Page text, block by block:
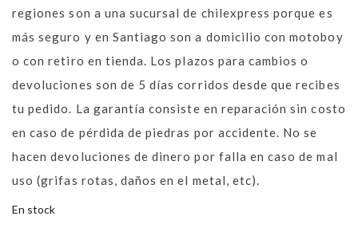
regiones son a una sucursal de chilexpress porque es
más seguro y en Santiago son a domicilio con motoboy
o con retiro en tienda. Los plazos para cambios o
devoluciones son de 5 días corridos desde que recibes
tu pedido. La garantía consiste en reparación sin costo
en caso de pérdida de piedras por accidente. No se
hacen devoluciones de dinero por falla en caso de mal
uso (grifas rotas, daños en el metal, etc).
En stock